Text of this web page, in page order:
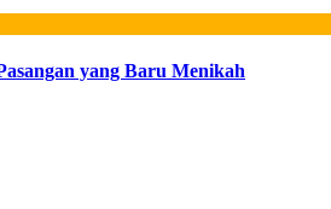
yang Baru Menikah